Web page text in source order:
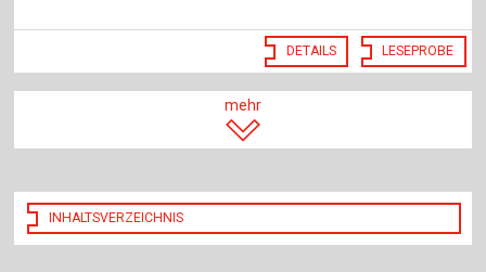
DETAILS LESEPROBE
mehr
INHALTSVERZEICHNIS